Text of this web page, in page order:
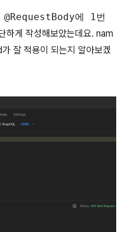
@RequestBody에 1번
하게 작성해보았는데요. nam
잘 적용이 되는지 알아보겠